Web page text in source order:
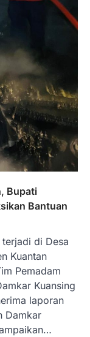
Bupati
Bantuan
terjadi di Desa
Kuantan
Pemadam
Kuansing
laporan
Damkar